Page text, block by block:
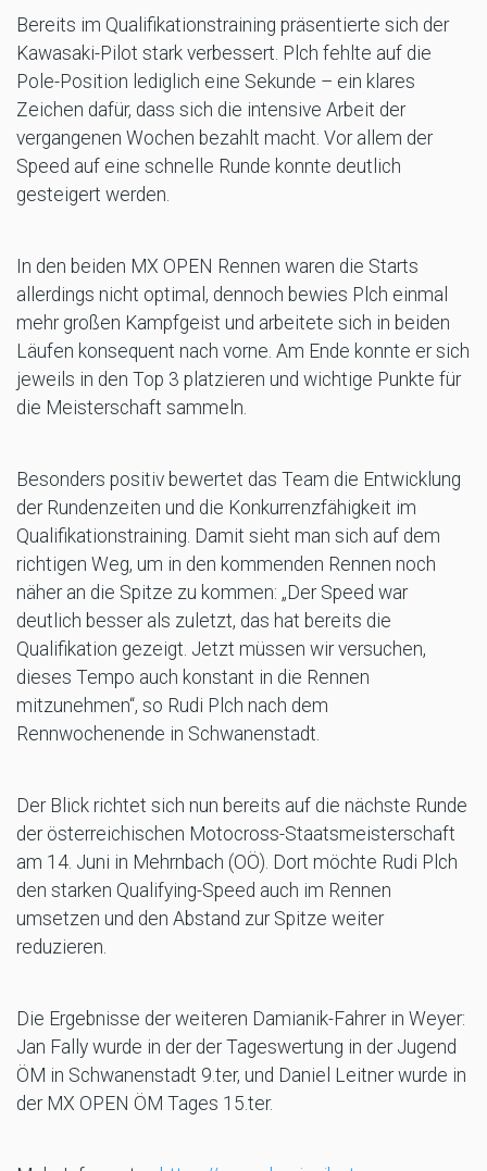
Bereits im Qualifikationstraining präsentierte sich der
Kawasaki-Pilot stark verbessert. Plch fehlte auf die
Pole-Position lediglich eine Sekunde – ein klares
Zeichen dafür, dass sich die intensive Arbeit der
vergangenen Wochen bezahlt macht. Vor allem der
Speed auf eine schnelle Runde konnte deutlich
gesteigert werden.
In den beiden MX OPEN Rennen waren die Starts
allerdings nicht optimal, dennoch bewies Plch einmal
mehr großen Kampfgeist und arbeitete sich in beiden
Läufen konsequent nach vorne. Am Ende konnte er sich
jeweils in den Top 3 platzieren und wichtige Punkte für
die Meisterschaft sammeln.
Besonders positiv bewertet das Team die Entwicklung
der Rundenzeiten und die Konkurrenzfähigkeit im
Qualifikationstraining. Damit sieht man sich auf dem
richtigen Weg, um in den kommenden Rennen noch
näher an die Spitze zu kommen: „Der Speed war
deutlich besser als zuletzt, das hat bereits die
Qualifikation gezeigt. Jetzt müssen wir versuchen,
dieses Tempo auch konstant in die Rennen
mitzunehmen“, so Rudi Plch nach dem
Rennwochenende in Schwanenstadt.
Der Blick richtet sich nun bereits auf die nächste Runde
der österreichischen Motocross-Staatsmeisterschaft
am 14. Juni in Mehrnbach (OÖ). Dort möchte Rudi Plch
den starken Qualifying-Speed auch im Rennen
umsetzen und den Abstand zur Spitze weiter
reduzieren.
Die Ergebnisse der weiteren Damianik-Fahrer in Weyer:
Jan Fally wurde in der der Tageswertung in der Jugend
ÖM in Schwanenstadt 9.ter, und Daniel Leitner wurde in
der MX OPEN ÖM Tages 15.ter.